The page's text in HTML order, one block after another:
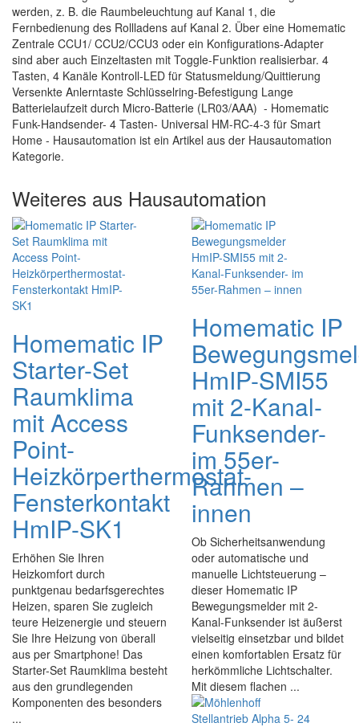
werden, z. B. die Raumbeleuchtung auf Kanal 1, die
Fernbedienung des Rollladens auf Kanal 2. Über eine Homematic
Zentrale CCU1/ CCU2/CCU3 oder ein Konfigurations-Adapter
sind aber auch Einzeltasten mit Toggle-Funktion realisierbar. 4
Tasten, 4 Kanäle Kontroll-LED für Statusmeldung/Quittierung
Versenkte Anlerntaste Schlüsselring-Befestigung Lange
Batterielaufzeit durch Micro-Batterie (LR03/AAA) - Homematic
Funk-Handsender- 4 Tasten- Universal HM-RC-4-3 für Smart
Home - Hausautomation ist ein Artikel aus der Hausautomation
Kategorie.
Weiteres aus Hausautomation
Homematic IP
Starter-Set
Raumklima
mit Access
Point-
Heizkörperthermostat-
Fensterkontakt
HmIP-SK1
Erhöhen Sie Ihren
Heizkomfort durch
punktgenau bedarfsgerechtes
Heizen, sparen Sie zugleich
teure Heizenergie und steuern
Sie Ihre Heizung von überall
aus per Smartphone! Das
Starter-Set Raumklima besteht
aus den grundlegenden
Komponenten des besonders
...
Homematic IP
HmIP-SMI55
mit 2-Kanal-
Funksender-
im 55er-
Rahmen –
innen
Ob Sicherheitsanwendung
oder automatische und
manuelle Lichtsteuerung –
dieser Homematic IP
Bewegungsmelder mit 2-
Kanal-Funksender ist äußerst
vielseitig einsetzbar und bildet
einen komfortablen Ersatz für
herkömmliche Lichtschalter.
Mit diesem flachen ...